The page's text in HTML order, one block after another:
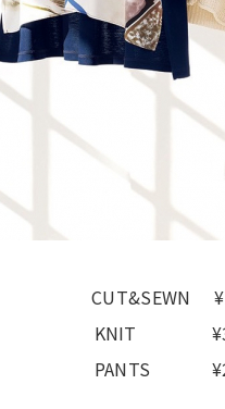
CUT&SEWN
KNIT
PANTS